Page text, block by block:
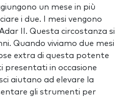
un mese in più
i due. I mesi vengono
II. Questa circostanza si
Quando viviamo due mesi
extra di questa potente
presentati in occasione
aiutano ad elevare la
gli strumenti per